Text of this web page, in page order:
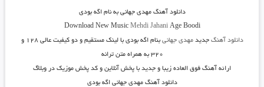
دانلود آهنگ مهدی جهانی به نام اگه بودی
Download New Music Mehdi JahaniAge Boodi
دانلود آهنگ جدیدمهدی جهانی بناماگه بودی
با لینک مستقیم و دو کیفیت عالی ۱۲۸ و
۳۲۰ به همراه متن ترانه
ارائه آهنگ فوق العاده زیبا و جدید با پخش آنلاین و کد پخش موزیک در وبلاگ
دانلود آهنگ مهدی جهانی اگه بودی